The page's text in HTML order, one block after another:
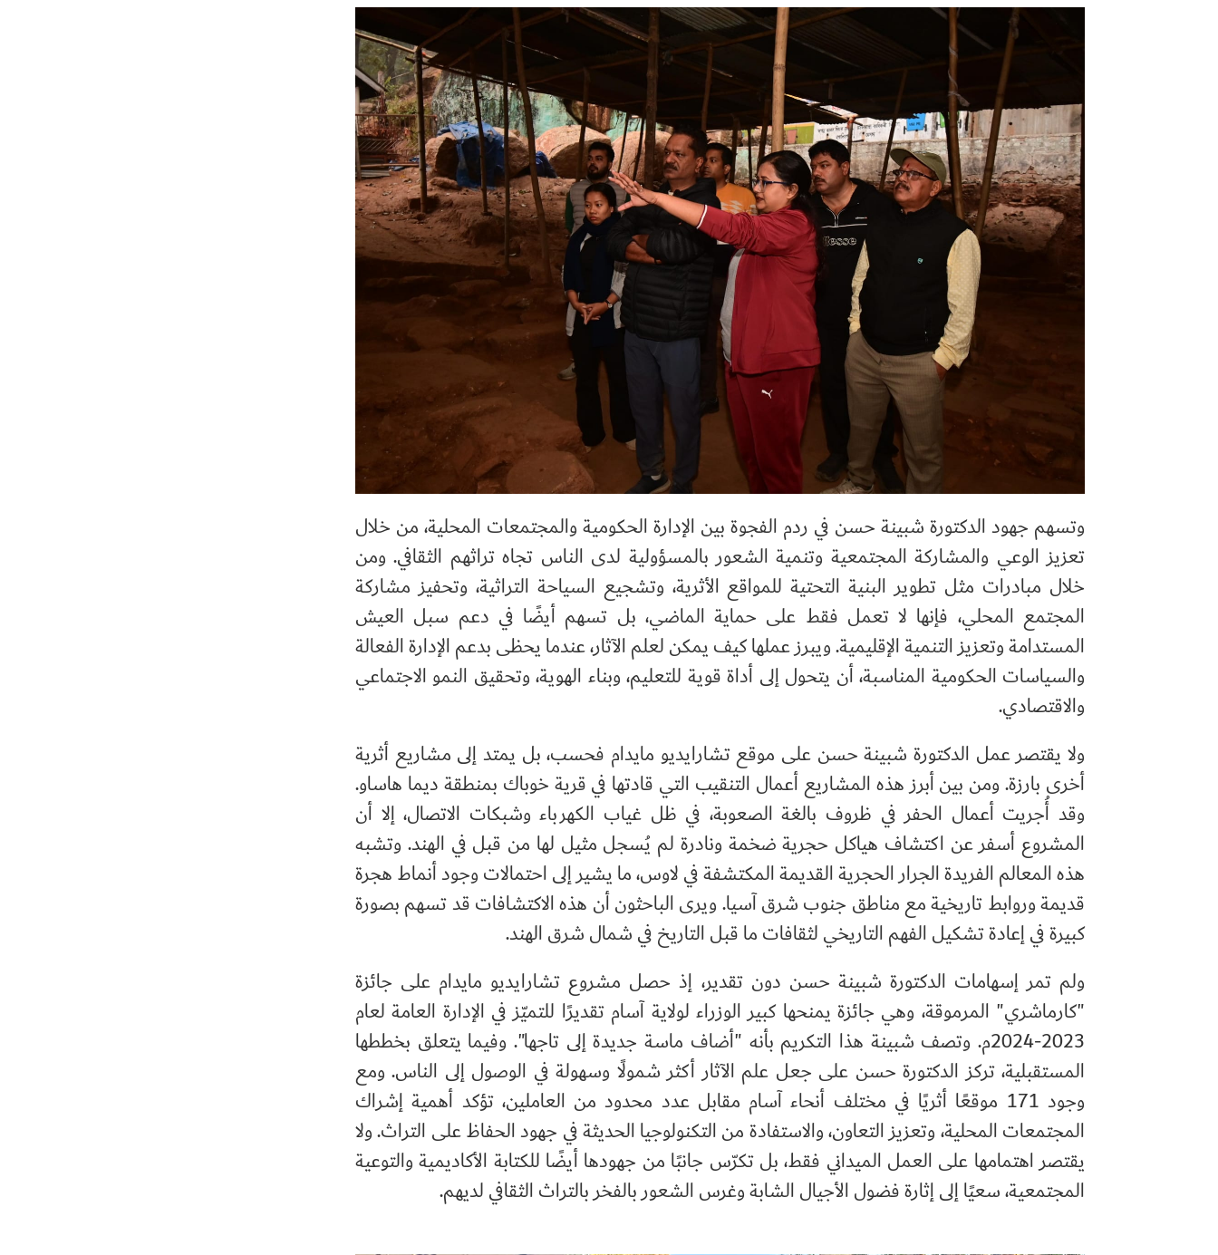
وتسهم جهود الدكتورة شبينة حسن في ردم الفجوة بين الإدارة الحكومية والمجتمعات المحلية، من خلال
تعزيز الوعي والمشاركة المجتمعية وتنمية الشعور بالمسؤولية لدى الناس تجاه تراثهم الثقافي. ومن
خلال مبادرات مثل تطوير البنية التحتية للمواقع الأثرية، وتشجيع السياحة التراثية، وتحفيز مشاركة
المجتمع المحلي، فإنها لا تعمل فقط على حماية الماضي، بل تسهم أيضًا في دعم سبل العيش
المستدامة وتعزيز التنمية الإقليمية. ويبرز عملها كيف يمكن لعلم الآثار، عندما يحظى بدعم الإدارة الفعالة
والسياسات الحكومية المناسبة، أن يتحول إلى أداة قوية للتعليم، وبناء الهوية، وتحقيق النمو الاجتماعي
والاقتصادي.
ولا يقتصر عمل الدكتورة شبينة حسن على موقع تشارايديو مايدام فحسب، بل يمتد إلى مشاريع أثرية
أخرى بارزة. ومن بين أبرز هذه المشاريع أعمال التنقيب التي قادتها في قرية خوباك بمنطقة ديما هاساو.
وقد أُجريت أعمال الحفر في ظروف بالغة الصعوبة، في ظل غياب الكهرباء وشبكات الاتصال، إلا أن
المشروع أسفر عن اكتشاف هياكل حجرية ضخمة ونادرة لم يُسجل مثيل لها من قبل في الهند. وتشبه
هذه المعالم الفريدة الجرار الحجرية القديمة المكتشفة في لاوس، ما يشير إلى احتمالات وجود أنماط هجرة
قديمة وروابط تاريخية مع مناطق جنوب شرق آسيا. ويرى الباحثون أن هذه الاكتشافات قد تسهم بصورة
كبيرة في إعادة تشكيل الفهم التاريخي لثقافات ما قبل التاريخ في شمال شرق الهند.
ولم تمر إسهامات الدكتورة شبينة حسن دون تقدير، إذ حصل مشروع تشارايديو مايدام على جائزة
"كارماشري" المرموقة، وهي جائزة يمنحها كبير الوزراء لولاية آسام تقديرًا للتميّز في الإدارة العامة لعام
2023-2024م. وتصف شبينة هذا التكريم بأنه "أضاف ماسة جديدة إلى تاجها". وفيما يتعلق بخططها
المستقبلية، تركز الدكتورة حسن على جعل علم الآثار أكثر شمولًا وسهولة في الوصول إلى الناس. ومع
وجود 171 موقعًا أثريًا في مختلف أنحاء آسام مقابل عدد محدود من العاملين، تؤكد أهمية إشراك
المجتمعات المحلية، وتعزيز التعاون، والاستفادة من التكنولوجيا الحديثة في جهود الحفاظ على التراث. ولا
يقتصر اهتمامها على العمل الميداني فقط، بل تكرّس جانبًا من جهودها أيضًا للكتابة الأكاديمية والتوعية
المجتمعية، سعيًا إلى إثارة فضول الأجيال الشابة وغرس الشعور بالفخر بالتراث الثقافي لديهم.